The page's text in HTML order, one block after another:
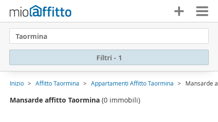
Taormina
Filtri - 1
Inizio Affitto Taormina Appartamenti Affitto Taormina Mansarde
Mansarde affitto Taormina (0 immobili)